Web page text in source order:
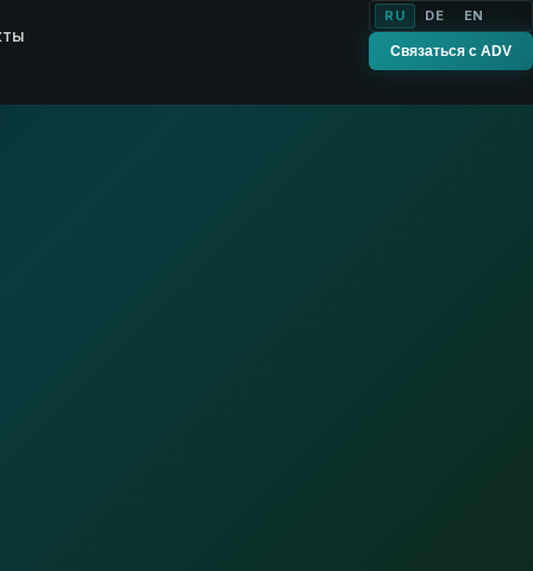
RU DE EN
Связаться с ADV